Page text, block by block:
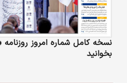
نسخه کامل شماره امروز روزنامه
بخوانید